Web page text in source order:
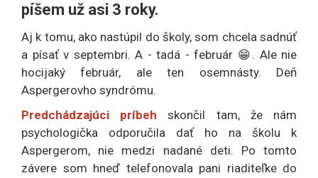
píšem už asi 3 roky.
Aj k tomu, ako nastúpil do školy, som chcela sadnúť
a písať v septembri. A - tadá - február 😁. Ale nie
hocijaký február, ale ten osemnásty. Deň
Aspergerovho syndrómu.
Predchádzajúci príbehskončil tam, že nám
psychologička odporučila dať ho na školu k
Aspergerom, nie medzi nadané deti. Po tomto
závere som hneď telefonovala pani riaditeľke do